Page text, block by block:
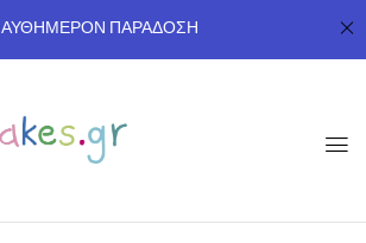
ΑΥΘΗΜΕΡΟΝ ΠΑΡΑΔΟΣΗ